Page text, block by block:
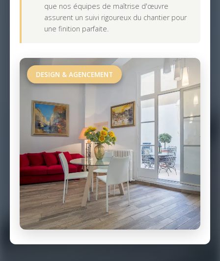
que nos équipes de maîtrise d'œuvre
assurent un suivi rigoureux du chantier pour
une finition parfaite.
DESIGN & AGENCEMENT